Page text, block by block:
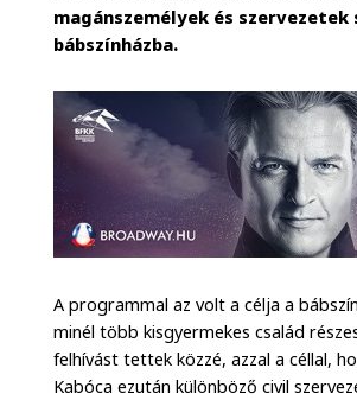
magánszemélyek és
bábszínházba.
A programmal az volt a célja a
minél több kisgyermekes család
felhívást tettek közzé, azzal a céllal,
Kabóca ezután különböző civil